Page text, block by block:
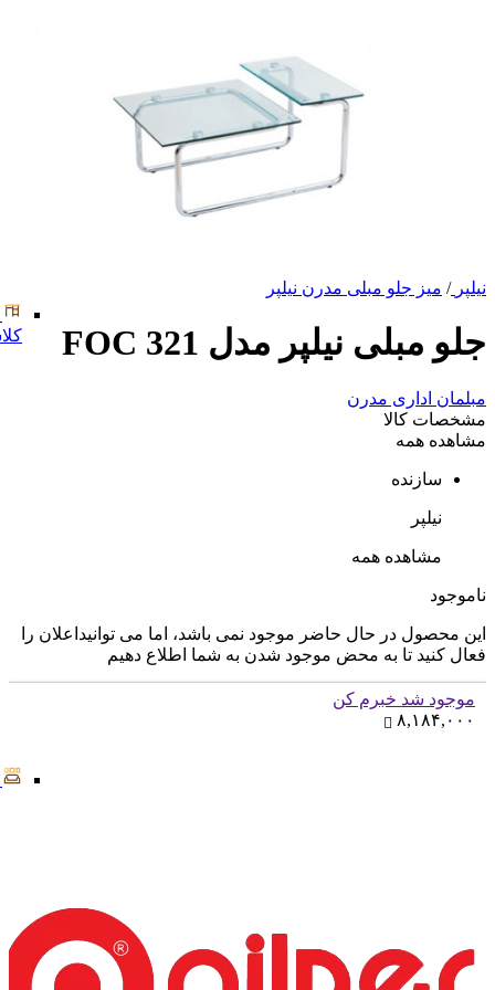
نیلپر / میز جلو مبلی مدرن نیلپر
جلو مبلی نیلپر مدل FOC 321
مبلمان اداری مدرن
مشخصات کالا
مشاهده همه
سازنده
نیلپر
مشاهده همه
ناموجود
این محصول در حال حاضر موجود نمی باشد، اما می توانیداعلان را
فعال کنید تا به محض موجود شدن به شما اطلاع دهیم
موجود شد خبرم کن
۸,۱۸۴,۰۰۰